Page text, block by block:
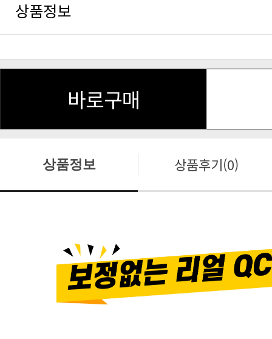
상품정보
바로구매
상품정보 상품후기(0)